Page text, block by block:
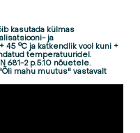
kasutada külmas
ja
°C ja katkendlik vool kuni +
temperatuuridel.
681-2 p.5.10 nõuetele.
mahu muutus" vastavalt